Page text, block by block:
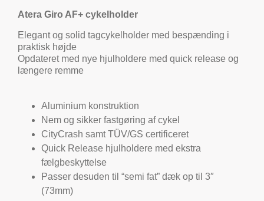
Atera Giro AF+ cykelholder
Elegant og solid tagcykelholder med bespænding i
praktisk højde
Opdateret med nye hjulholdere med quick release og
længere remme
Aluminium konstruktion
Nem og sikker fastgøring af cykel
CityCrash samt TÜV/GS certificeret
Quick Release hjulholdere med ekstra
fælgbeskyttelse
Passer desuden til “semi fat” dæk op til 3″
(73mm)